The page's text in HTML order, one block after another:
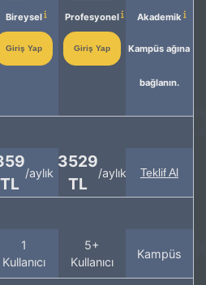
Bireysel
Giriş Yap
Profesyonel
Giriş Yap
Akademik
Kampüs ağına
bağlanın.
TL
/aylık
3529
TL
/aylık Teklif Al
1
Kullanıcı
5+
Kullanıcı
Kampüs